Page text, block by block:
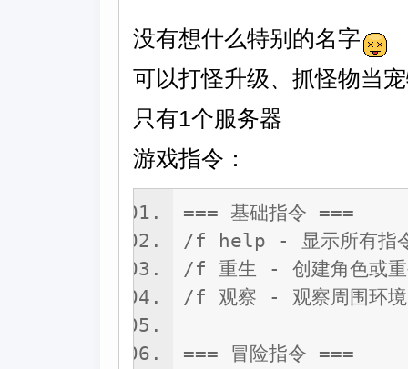
没有想什么特别的名字
可以打怪升级、抓怪物当
只有1个服务器
游戏指令：
=== 基础指令 ===
/f help - 显示所有指
/f 重生 - 创建角色或重
/f 观察 - 观察周围环境
=== 冒险指令 ===